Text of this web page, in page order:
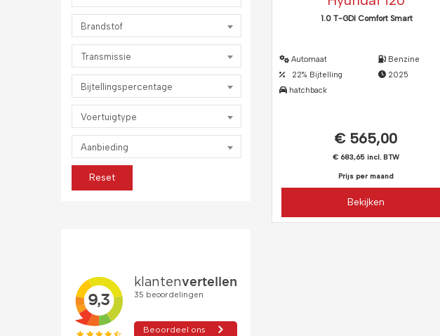
Brandstof
Transmissie
Bijtellingspercentage
Voertuigtype
Aanbieding
Reset
1.0 T-GDI Comfort Smart
Automaat
22% Bijtelling
hatchback
Benzine
2025
€ 565,00
€ 683,65 incl. BTW
Prijs per maand
Bekijken